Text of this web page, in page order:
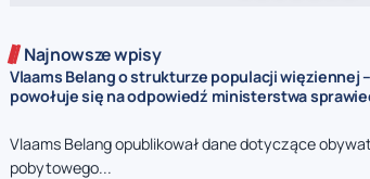
Najnowsze wpisy
Vlaams Belang o strukturze populacji więziennej
powołuje się na odpowiedź ministerstwa
Vlaams Belang opublikował dane dotyczące
pobytowego...